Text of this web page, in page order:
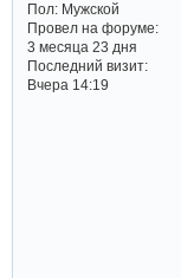
Пол:Мужской
Провел на форуме:
3 месяца 23 дня
Последний визит:
Вчера 14:19